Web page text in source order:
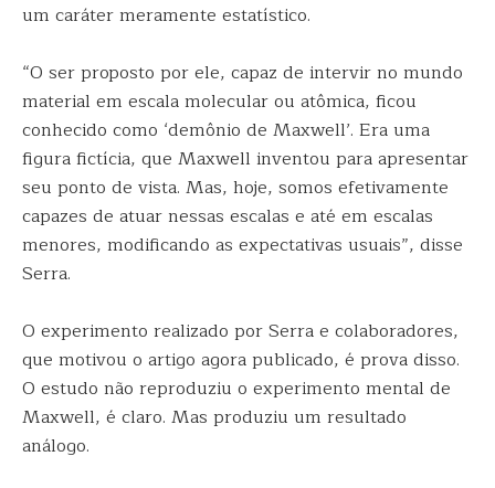
um caráter meramente estatístico.
“O ser proposto por ele, capaz de intervir no mundo
material em escala molecular ou atômica, ficou
conhecido como ‘demônio de Maxwell’. Era uma
figura fictícia, que Maxwell inventou para apresentar
seu ponto de vista. Mas, hoje, somos efetivamente
capazes de atuar nessas escalas e até em escalas
menores, modificando as expectativas usuais”, disse
Serra.
O experimento realizado por Serra e colaboradores,
que motivou o artigo agora publicado, é prova disso.
O estudo não reproduziu o experimento mental de
Maxwell, é claro. Mas produziu um resultado
análogo.